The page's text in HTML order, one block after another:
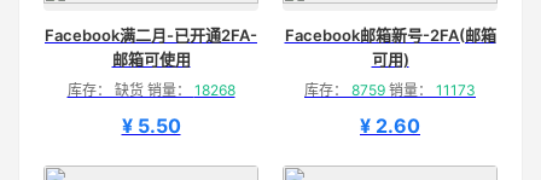
Facebook满二月-已开通2FA-
邮箱可使用
库存： 缺货 销量： 18268
¥ 5.50
Facebook邮箱新号-2FA(邮箱
可用)
库存： 8759 销量： 11173
¥ 2.60